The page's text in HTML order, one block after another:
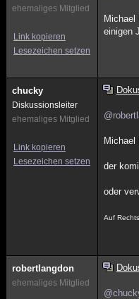
ehemaliges Mitglied
Link kopieren
Lesezeichen setzen
einigen
chucky
Diskussionsleiter
ehemaliges Mitglied
Link kopieren
Lesezeichen setzen
Michael
der
oder
Auf
robertlangdon
ehemaliges Mitglied